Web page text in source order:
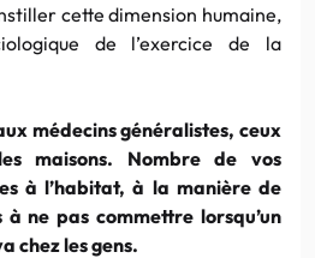
cette dimension humaine,
de l’exercice de la
médecins généralistes, ceux
maisons. Nombre de vos
à l’habitat, à la manière de
ne pas commettre lorsqu’un
chez les gens.